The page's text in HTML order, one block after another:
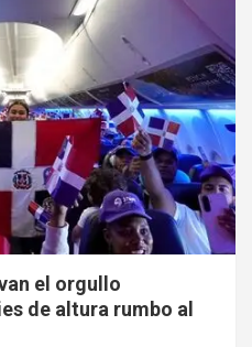
el orgullo
de altura rumbo al